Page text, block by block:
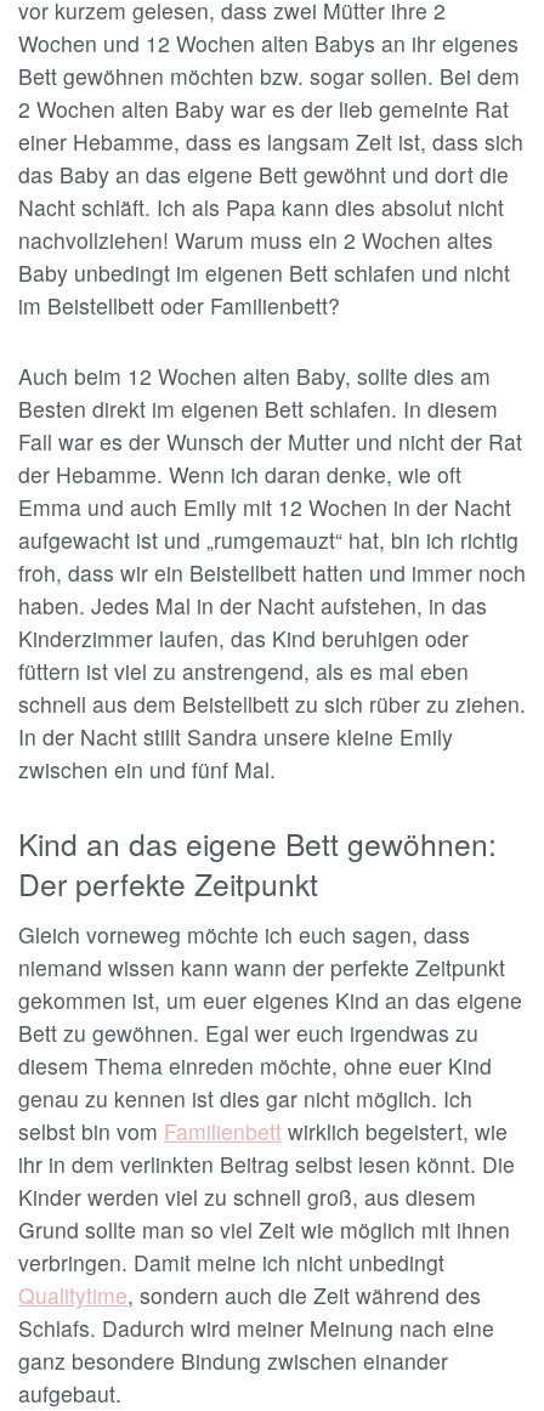
vor kurzem gelesen, dass zwei Mütter ihre 2
Wochen und 12 Wochen alten Babys an ihr eigenes
Bett gewöhnen möchten bzw. sogar sollen. Bei dem
2 Wochen alten Baby war es der lieb gemeinte Rat
einer Hebamme, dass es langsam Zeit ist, dass sich
das Baby an das eigene Bett gewöhnt und dort die
Nacht schläft. Ich als Papa kann dies absolut nicht
nachvollziehen! Warum muss ein 2 Wochen altes
Baby unbedingt im eigenen Bett schlafen und nicht
im Beistellbett oder Familienbett?
Auch beim 12 Wochen alten Baby, sollte dies am
Besten direkt im eigenen Bett schlafen. In diesem
Fall war es der Wunsch der Mutter und nicht der Rat
der Hebamme. Wenn ich daran denke, wie oft
Emma und auch Emily mit 12 Wochen in der Nacht
aufgewacht ist und „rumgemauzt“ hat, bin ich richtig
froh, dass wir ein Beistellbett hatten und immer noch
haben. Jedes Mal in der Nacht aufstehen, in das
Kinderzimmer laufen, das Kind beruhigen oder
füttern ist viel zu anstrengend, als es mal eben
schnell aus dem Beistellbett zu sich rüber zu ziehen.
In der Nacht stillt Sandra unsere kleine Emily
zwischen ein und fünf Mal.
Kind an das eigene Bett gewöhnen:
Der perfekte Zeitpunkt
Gleich vorneweg möchte ich euch sagen, dass
niemand wissen kann wann der perfekte Zeitpunkt
gekommen ist, um euer eigenes Kind an das eigene
Bett zu gewöhnen. Egal wer euch irgendwas zu
diesem Thema einreden möchte, ohne euer Kind
genau zu kennen ist dies gar nicht möglich. Ich
selbst bin vom Familienbett wirklich begeistert, wie
ihr in dem verlinkten Beitrag selbst lesen könnt. Die
Kinder werden viel zu schnell groß, aus diesem
Grund sollte man so viel Zeit wie möglich mit ihnen
verbringen. Damit meine ich nicht unbedingt
Qualitytime, sondern auch die Zeit während des
Schlafs. Dadurch wird meiner Meinung nach eine
ganz besondere Bindung zwischen einander
aufgebaut.